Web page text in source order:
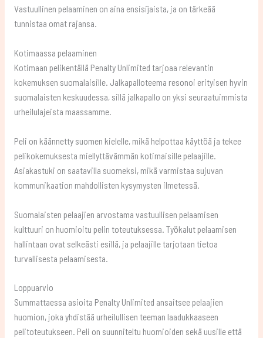
Vastuullinen pelaaminen on aina ensisijaista, ja on tärkeää
tunnistaa omat rajansa.
Kotimaassa pelaaminen
Kotimaan pelikentällä Penalty Unlimited tarjoaa relevantin
kokemuksen suomalaisille. Jalkapalloteema resonoi erityisen hyvin
suomalaisten keskuudessa, sillä jalkapallo on yksi seuraatuimmista
urheilulajeista maassamme.
Peli on käännetty suomen kielelle, mikä helpottaa käyttöä ja tekee
pelikokemuksesta miellyttävämmän kotimaisille pelaajille.
Asiakastuki on saatavilla suomeksi, mikä varmistaa sujuvan
kommunikaation mahdollisten kysymysten ilmetessä.
Suomalaisten pelaajien arvostama vastuullisen pelaamisen
kulttuuri on huomioitu pelin toteutuksessa. Työkalut pelaamisen
hallintaan ovat selkeästi esillä, ja pelaajille tarjotaan tietoa
turvallisesta pelaamisesta.
Loppuarvio
Summattaessa asioita Penalty Unlimited ansaitsee pelaajien
huomion, joka yhdistää urheilullisen teeman laadukkaaseen
pelitoteutukseen. Peli on suunniteltu huomioiden sekä uusille että